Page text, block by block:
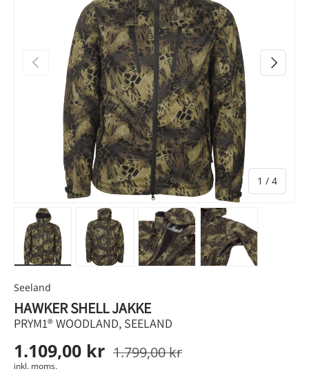
FORRIGE
1 / af
4
NÆSTE
Seeland
HAWKER SHELL JAKKE
PRYM1® WOODLAND, SEELAND
1.109,00 kr 1.799,00 kr
inkl. moms.